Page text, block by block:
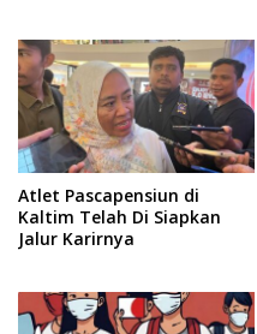
Atlet Pascapensiun di
Kaltim Telah Di Siapkan
Jalur Karirnya